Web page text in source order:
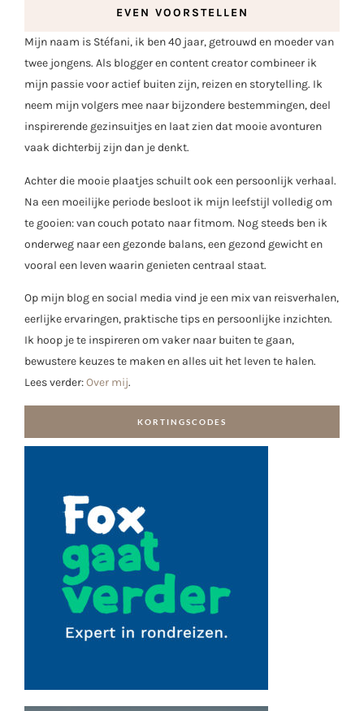
EVEN VOORSTELLEN
Mijn naam is Stéfani, ik ben 40 jaar, getrouwd en moeder van
twee jongens. Als blogger en content creator combineer ik
mijn passie voor actief buiten zijn, reizen en storytelling. Ik
neem mijn volgers mee naar bijzondere bestemmingen, deel
inspirerende gezinsuitjes en laat zien dat mooie avonturen
vaak dichterbij zijn dan je denkt.
Achter die mooie plaatjes schuilt ook een persoonlijk verhaal.
Na een moeilijke periode besloot ik mijn leefstijl volledig om
te gooien: van couch potato naar fitmom. Nog steeds ben ik
onderweg naar een gezonde balans, een gezond gewicht en
vooral een leven waarin genieten centraal staat.
Op mijn blog en social media vind je een mix van reisverhalen,
eerlijke ervaringen, praktische tips en persoonlijke inzichten.
Ik hoop je te inspireren om vaker naar buiten te gaan,
bewustere keuzes te maken en alles uit het leven te halen.
Lees verder:Over mij.
KORTINGSCODES